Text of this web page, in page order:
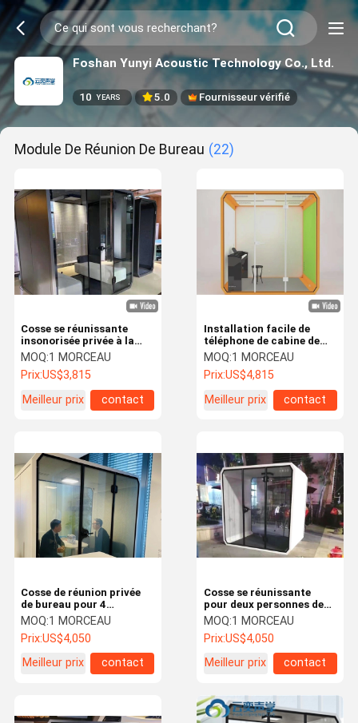
Foshan Yunyi Acoustic Technology Co., Ltd.
10 YEARS 5.0 Fournisseur vérifié
Module De Réunion De Bureau (22)
Cosse se réunissante
insonorisée privée à la
maison
multifonctionnelle pour
d'intérieur
MOQ:1 MORCEAU
Prix:US$3,815
Meilleur prix
contact
Installation facile de
téléphone de cabine de
cosses insonorisées
démontables de bureau
MOQ:1 MORCEAU
Prix:US$4,815
Meilleur prix
contact
Cosse de réunion privée
de bureau pour 4
personnes
MOQ:1 MORCEAU
Prix:US$4,050
Meilleur prix
contact
Cosse se réunissante
pour deux personnes de
travail de cosse de
silence démontable pour
le bureau
MOQ:1 MORCEAU
Prix:US$4,050
Meilleur prix
contact